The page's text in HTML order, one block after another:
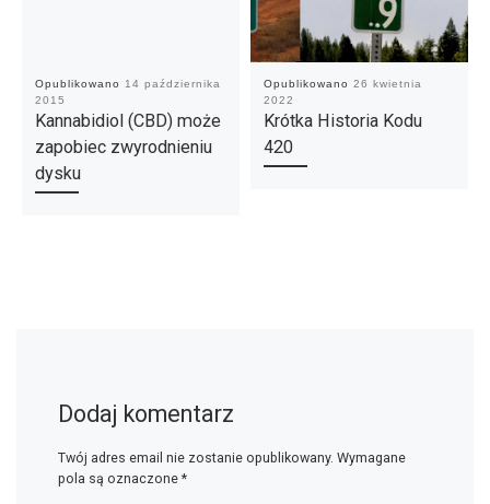
Opublikowano
14 października
2015
Kannabidiol (CBD) może
zapobiec zwyrodnieniu
dysku
Opublikowano 26 kwietnia
2022
Krótka Historia Kodu
420
Dodaj komentarz
Twój adres email nie zostanie opublikowany. Wymagane
pola są oznaczone *